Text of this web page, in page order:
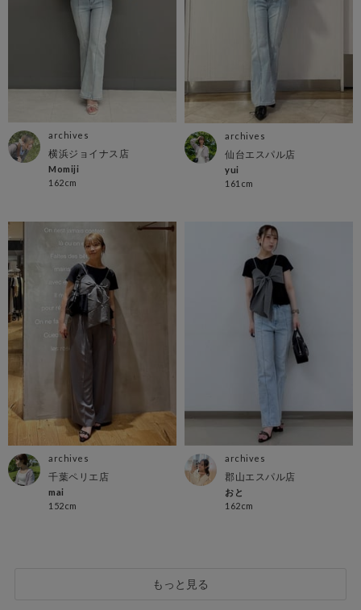
archives
横浜ジョイナス店
Momiji
162cm
archives
仙台エスパル店
yui
161cm
archives
千葉ペリエ店
mai
152cm
archives
郡山エスパル店
おと
162cm
もっと見る